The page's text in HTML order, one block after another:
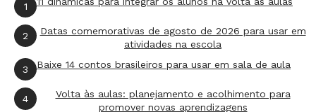
formação docente também não aborda a
presença do estudante de fora nas classes
regulares. "Predomina uma visão etnocentrista,
na qual o estrangeiro é recebido como alguém
que tem de absorver nossa cultura e esquecer a
sua", diz Sylvia Dantas DeBiaggi, psicóloga e
1
2
Datas comemorativas de agosto de 2026 para usar em
atividades na escola
3 Baixe 14 contos brasileiros para usar em sala de aula
4
Volta às aulas: planejamento e acolhimento para
promover novas aprendizagens